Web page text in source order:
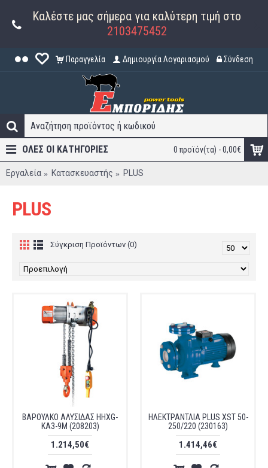
Καλέστε μας σήμερα για καλύτερη τιμή στο
2103475452
Παραγγελία Δημιουργία Λογαριασμού Σύνδεση
0 προϊόν(τα) - 0,00€
ΟΛΕΣ ΟΙ ΚΑΤΗΓΟΡΊΕΣ
Εργαλεία Κατασκευαστής PLUS
PLUS
Σύγκριση Προϊόντων (0)
ΒΑΡΟΥΛΚΟ ΑΛΥΣΙΔΑΣ HHXG-
ΚA3-9M (208203)
1.214,50€
ΗΛΕΚΤΡΑΝΤΛΙΑ PLUS XST 50-
250/220 (230163)
1.414,46€